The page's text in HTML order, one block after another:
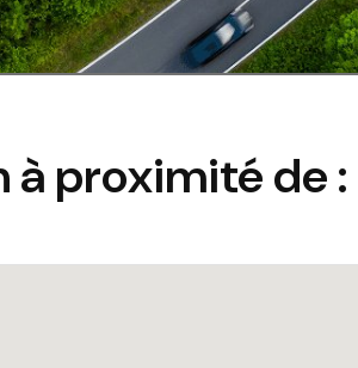
à proximité de :